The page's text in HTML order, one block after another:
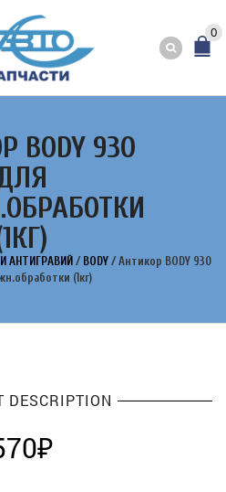
0
BODY 930
АНТИГРАВИЙ / BODY / Антикор BODY 930
(1кг)
DESCRIPTION
₽